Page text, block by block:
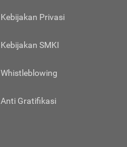
Kebijakan Privasi
Kebijakan SMKI
Whistleblowing
Anti Gratifikasi